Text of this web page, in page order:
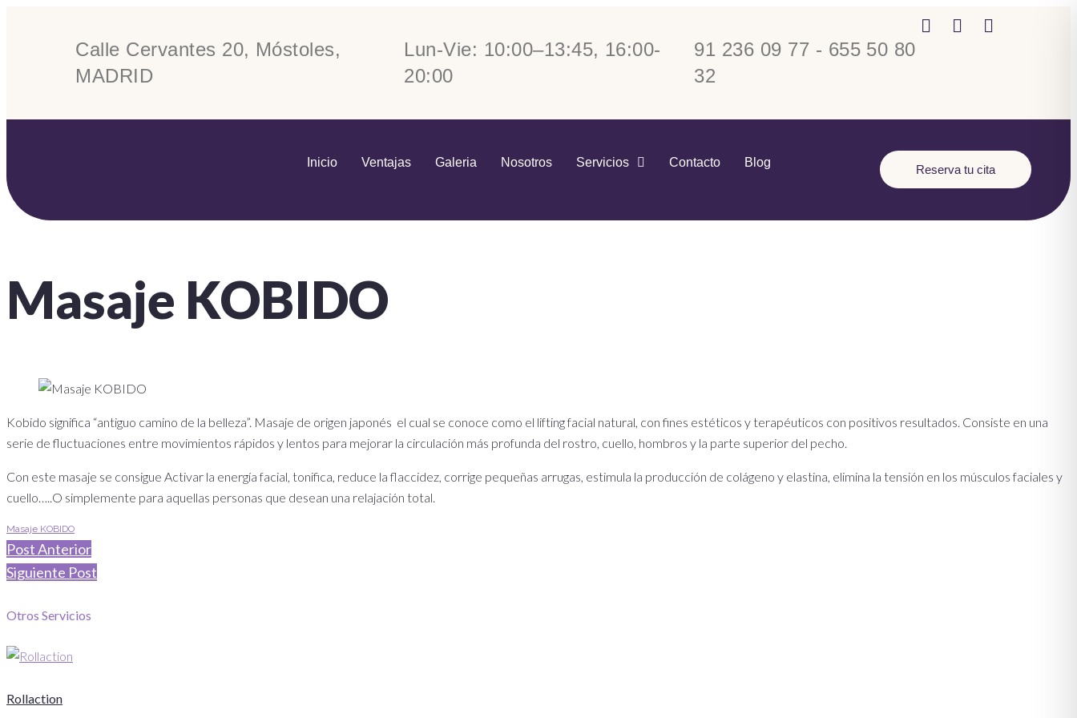
Calle Cervantes 20, Móstoles,
MADRID
Lun-Vie: 10:00–13:45, 16:00-
20:00
91 236 09 77 - 655 50 80
32
Inicio Ventajas Galeria Nosotros Servicios Contacto Blog
Reserva tu cita
Masaje KOBIDO
Kobido significa “antiguo camino de la belleza”. Masaje de origen japonés el cual se conoce como el lifting facial natural, con fines estéticos y terapéuticos con positivos resultados. Consiste en una
serie de fluctuaciones entre movimientos rápidos y lentos para mejorar la circulación más profunda del rostro, cuello, hombros y la parte superior del pecho.
Con este masaje se consigue Activar la energía facial, tonifica, reduce la flaccidez, corrige pequeñas arrugas, estimula la producción de colágeno y elastina, elimina la tensión en los músculos faciales y
cuello…..O simplemente para aquellas personas que desean una relajación total.
Masaje KOBIDO
Post Anterior
Siguiente Post
Otros Servicios
Rollaction